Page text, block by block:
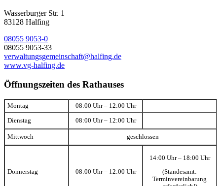
Wasserburger Str. 1
83128 Halfing
08055 9053-0
08055 9053-33
verwaltungsgemeinschaft@halfing.de
www.vg-halfing.de
Öffnungszeiten des Rathauses
Montag 08:00 Uhr – 12:00 Uhr
Dienstag 08:00 Uhr – 12:00 Uhr
Mittwoch geschlossen
Donnerstag 08:00 Uhr – 12:00 Uhr
14:00 Uhr – 18:00 Uhr
(Standesamt:
Terminvereinbarung